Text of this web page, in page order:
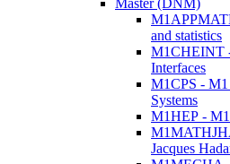
Master (DNM)
and statistics
M1CHEINT
Interfaces
M1CPS - M1
Systems
M1HEP -
Jacques